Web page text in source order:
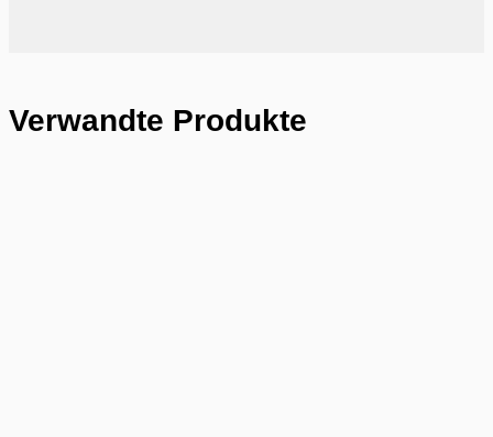
Verwandte Produkte